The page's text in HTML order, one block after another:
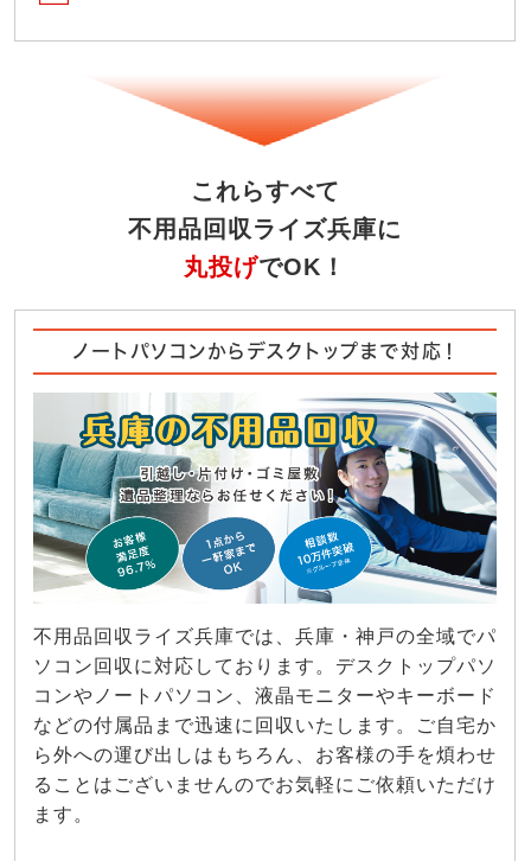
これらすべて
不用品回収ライズ兵庫に
丸投げでOK！
ノートパソコンからデスクトップまで対応！
不用品回収ライズ兵庫では、兵庫・神戸の全域でパ
ソコン回収に対応しております。デスクトップパソ
コンやノートパソコン、液晶モニターやキーボード
などの付属品まで迅速に回収いたします。ご自宅か
ら外への運び出しはもちろん、お客様の手を煩わせ
ることはございませんのでお気軽にご依頼いただけ
ます。